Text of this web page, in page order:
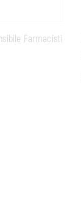
Farmacisti